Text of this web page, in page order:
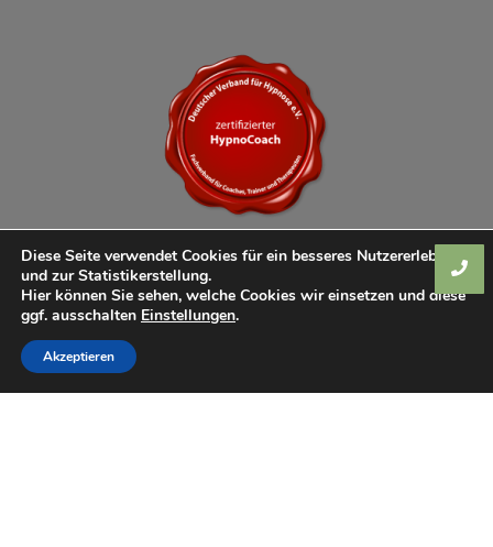
Diese Seite verwendet Cookies für ein besseres Nutzererlebnis
und zur Statistikerstellung.
Hier können Sie sehen, welche Cookies wir einsetzen und diese
ggf. ausschalten Einstellungen.
Akzeptieren